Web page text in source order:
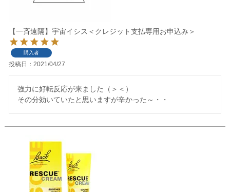
【一斉遠隔】宇宙イシス＜クレジット支払専用お申込み＞
購入者
投稿日 2021/04/27
強力に好転反応が来ました（＞＜）
その分効いていたと思いますが辛かった～・・